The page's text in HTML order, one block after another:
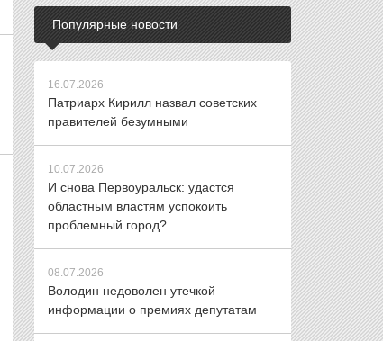
Популярные новости
16.07.2026
Патриарх Кирилл назвал советских
правителей безумными
10.07.2026
И снова Первоуральск: удастся
областным властям успокоить
проблемный город?
08.07.2026
Володин недоволен утечкой
информации о премиях депутатам